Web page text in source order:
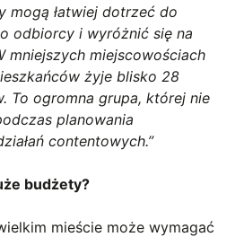
mogą łatwiej dotrzeć do
odbiorcy i wyróżnić się na
mniejszych miejscowościach
żyje blisko 28
To ogromna grupa, której nie
planowania
contentowych.”
budżety?
mieście może wymagać